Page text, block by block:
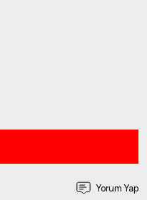
Yorum Yap